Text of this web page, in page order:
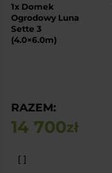
1x Domek
Ogrodowy Luna
Sette 3
(4.0×6.0m)
RAZEM:
14 700zł